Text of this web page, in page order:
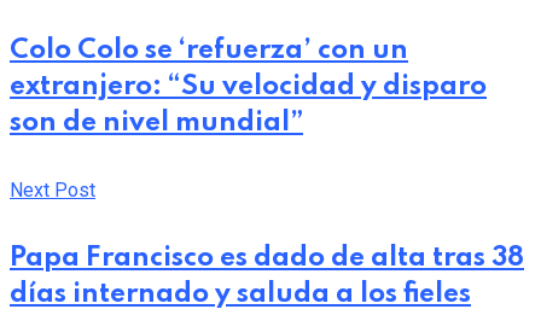
Colo Colo se ‘refuerza’ con un
extranjero: “Su velocidad y disparo
son de nivel mundial”
Next Post
Papa Francisco es dado de alta tras 38
días internado y saluda a los fieles